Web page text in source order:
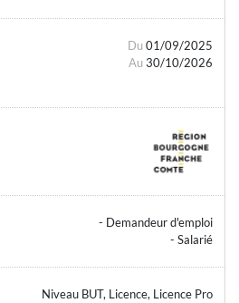
Du 01/09/2025
Au 30/10/2026
- Demandeur d'emploi
- Salarié
Niveau BUT, Licence, Licence Pro